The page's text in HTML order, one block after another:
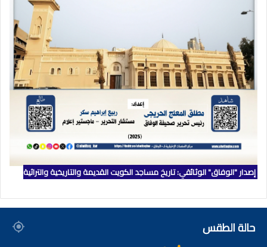
إصدار "الوفاق" الوثائقي: تاريخ مساجد الكويت القديمة والتاريخية والتراثية
حالة الطقس